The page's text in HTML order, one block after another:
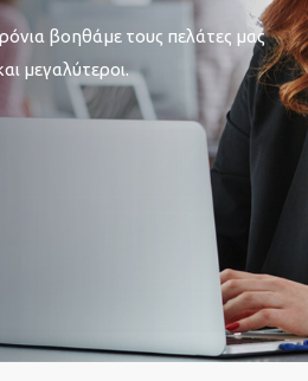
βοηθάμε τους πελάτες μας
μεγαλύτεροι.